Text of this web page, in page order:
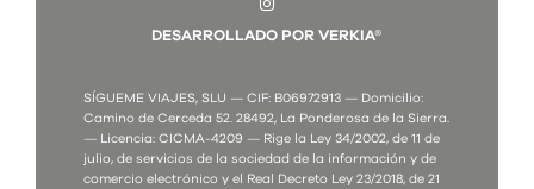
DESARROLLADO POR VERKIA®
SÍGUEME VIAJES, SLU — CIF: B06972913 — Domicilio:
Camino de Cerceda 52. 28492, La Ponderosa de la Sierra.
— Licencia: CICMA-4209 — Rige la Ley 34/2002, de 11 de
julio, de servicios de la sociedad de la información y de
comercio electrónico y el Real Decreto Ley 23/2018, de 21